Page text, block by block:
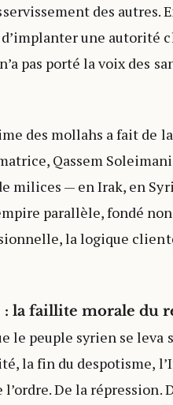
des
une autorité
pas porté la voix des
des mollahs a fait de
Qassem
milices — en Irak, en
parallèle, fondé
la logique
: la faillite morale du
le peuple syrien se leva
la fin du despotisme,
De la répression.